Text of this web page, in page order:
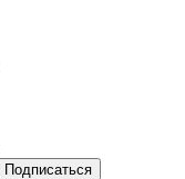
Подписаться